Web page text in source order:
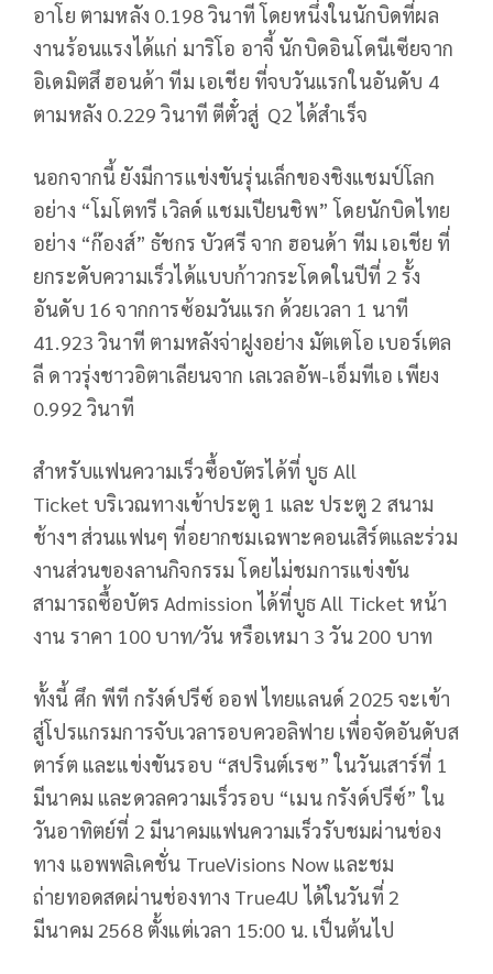
อาโย ตามหลัง 0.198 วินาที โดยหนึ่งในนักบิดที่ผล
งานร้อนแรงได้แก่ มาริโอ อาจี้ นักบิดอินโดนีเซียจาก
อิเดมิตสึ ฮอนด้า ทีม เอเชีย ที่จบวันแรกในอันดับ 4
ตามหลัง 0.229 วินาที ตีตั๋วสู่ Q2 ได้สำเร็จ
นอกจากนี้ ยังมีการแข่งขันรุ่นเล็กของชิงแชมป์โลก
อย่าง “โมโตทรี เวิลด์ แชมเปียนชิพ” โดยนักบิดไทย
อย่าง “ก๊องส์” ธัชกร บัวศรี จาก ฮอนด้า ทีม เอเชีย ที่
ยกระดับความเร็วได้แบบก้าวกระโดดในปีที่ 2 รั้ง
อันดับ 16 จากการซ้อมวันแรก ด้วยเวลา 1 นาที
41.923 วินาที ตามหลังจ่าฝูงอย่าง มัตเตโอ เบอร์เตล
ลี ดาวรุ่งชาวอิตาเลียนจาก เลเวลอัพ-เอ็มทีเอ เพียง
0.992 วินาที
สำหรับแฟนความเร็วซื้อบัตรได้ที่ บูธ All
Ticket บริเวณทางเข้าประตู 1 และ ประตู 2 สนาม
ช้างฯ ส่วนแฟนๆ ที่อยากชมเฉพาะคอนเสิร์ตและร่วม
งานส่วนของลานกิจกรรม โดยไม่ชมการแข่งขัน
สามารถซื้อบัตร Admission ได้ที่บูธAll Ticket หน้า
งาน ราคา 100 บาท/วัน หรือเหมา 3 วัน 200 บาท
ทั้งนี้ ศึก พีที กรังด์ปรีซ์ ออฟ ไทยแลนด์ 2025 จะเข้า
สู่โปรแกรมการจับเวลารอบควอลิฟาย เพื่อจัดอันดับส
ตาร์ต และแข่งขันรอบ “สปรินต์เรซ” ในวันเสาร์ที่ 1
มีนาคม และดวลความเร็วรอบ “เมน กรังด์ปรีซ์” ใน
วันอาทิตย์ที่ 2 มีนาคมแฟนความเร็วรับชมผ่านช่อง
ทาง แอพพลิเคชั่น TrueVisions Now และชม
ถ่ายทอดสดผ่านช่องทาง True4U ได้ในวันที่ 2
มีนาคม 2568 ตั้งแต่เวลา 15:00 น. เป็นต้นไป